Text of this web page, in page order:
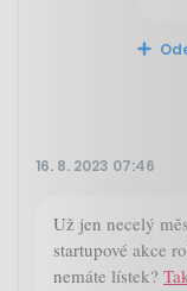
16. 8. 2023 07:46
Už jen necelý
startupové akce
nemáte lístek?